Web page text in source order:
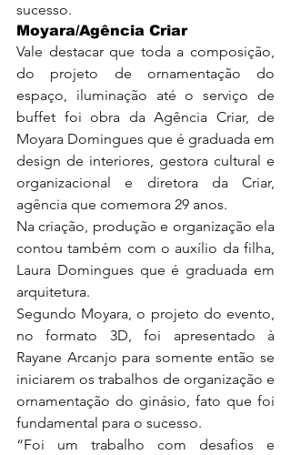
sucesso.
Moyara/Agência Criar
Vale destacar que toda a composição,
do projeto de ornamentação do
espaço, iluminação até o serviço de
buffet foi obra da Agência Criar, de
Moyara Domingues que é graduada em
design de interiores, gestora cultural e
organizacional e diretora da Criar,
agência que comemora 29 anos.
Na criação, produção e organização ela
contou também com o auxílio da filha,
Laura Domingues que é graduada em
arquitetura.
Segundo Moyara, o projeto do evento,
no formato 3D, foi apresentado à
Rayane Arcanjo para somente então se
iniciarem os trabalhos de organização e
ornamentação do ginásio, fato que foi
fundamental para o sucesso.
“Foi um trabalho com desafios e